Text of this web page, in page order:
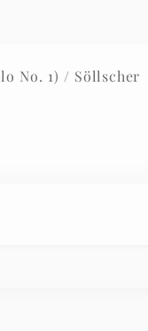
No. 1) / Söllscher